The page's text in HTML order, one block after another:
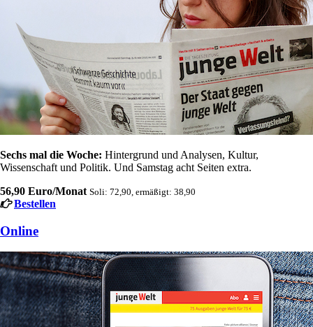
Sechs mal die Woche: Hintergrund und Analysen, Kultur,
Wissenschaft und Politik. Und Samstag acht Seiten extra.
56,90 Euro/Monat Soli: 72,90, ermäßigt: 38,90
Bestellen
Online